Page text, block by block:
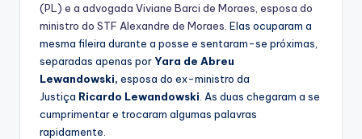
(PL) e a advogada Viviane Barci de Moraes, esposa do
ministro do STF Alexandre de Moraes . Elas ocuparam a
mesma fileira durante a posse e sentaram-se próximas,
separadas apenas porYara de Abreu
Lewandowski, esposa do ex-ministro da
Justiça Ricardo Lewandowski . As duas chegaram a se
cumprimentar e trocaram algumas palavras
rapidamente.